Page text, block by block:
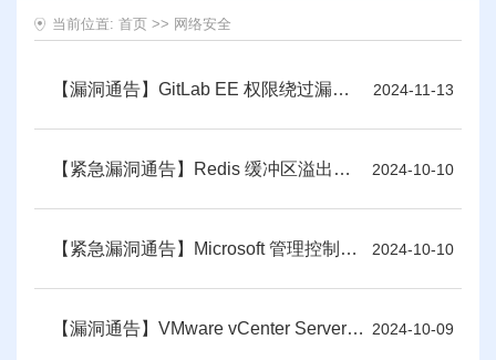
当前位置: 首页 >> 网络安全
【漏洞通告】GitLab EE 权限绕过漏洞和Spring Framework 路径遍历漏洞 2024-11-13
【紧急漏洞通告】Redis 缓冲区溢出漏洞 CVE-2024-31449 2024-10-10
【紧急漏洞通告】Microsoft 管理控制台远程代码执行和Windows MSHTML 平台欺骗漏洞 2024-10-10
【漏洞通告】VMware vCenter Server缓冲区溢出漏洞和Ivanti Endpoint Manager 反序列化漏洞 2024-10-09